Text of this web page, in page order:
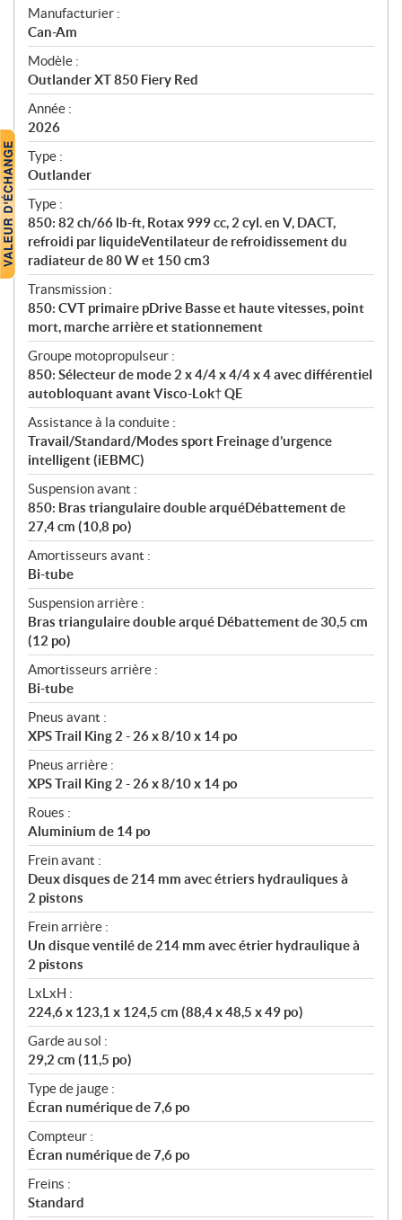
S
p
é
c
i
f
i
c
a
t
i
o
n
s
Manufacturier :
Can-Am
Modèle :
Outlander XT 850 Fiery Red
Année :
2026
Type :
Outlander
Type :
850: 82 ch/66 lb-ft, Rotax 999 cc, 2 cyl. en V, DACT,
refroidi par liquideVentilateur de refroidissement du
radiateur de 80 W et 150 cm3
Transmission :
850: CVT primaire pDrive Basse et haute vitesses, point
mort, marche arrière et stationnement
Groupe motopropulseur :
850: Sélecteur de mode 2 x 4/4 x 4/4 x 4 avec différentiel
autobloquant avant Visco-Lok† QE
Assistance à la conduite :
Travail/Standard/Modes sport Freinage d’urgence
intelligent (iEBMC)
Suspension avant :
850: Bras triangulaire double arquéDébattement de
27,4 cm (10,8 po)
Amortisseurs avant :
Bi-tube
Suspension arrière :
Bras triangulaire double arqué Débattement de 30,5 cm
(12 po)
Amortisseurs arrière :
Bi-tube
Pneus avant :
XPS Trail King 2 - 26 x 8/10 x 14 po
Pneus arrière :
XPS Trail King 2 - 26 x 8/10 x 14 po
Roues :
Aluminium de 14 po
Frein avant :
Deux disques de 214 mm avec étriers hydrauliques à
2 pistons
Frein arrière :
Un disque ventilé de 214 mm avec étrier hydraulique à
2 pistons
LxLxH :
224,6 x 123,1 x 124,5 cm (88,4 x 48,5 x 49 po)
Garde au sol :
29,2 cm (11,5 po)
Type de jauge :
Écran numérique de 7,6 po
Compteur :
Écran numérique de 7,6 po
Freins :
Standard